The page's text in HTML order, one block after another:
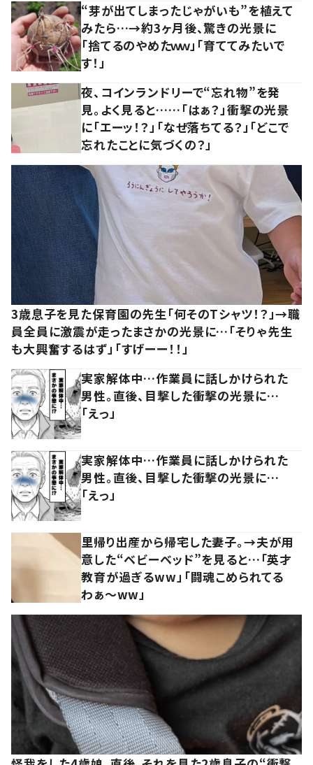
“芽が出てしまったじゃがいも”を植えて
みたら…→約3ヶ月後、驚きの光景に
「捨てるのやめたｗｗ」「育ててみたいで
す！」
夜、コインランドリーで“忘れ物”を発
見。よく見ると……「はぁ？」衝撃の光景
に「エーッ！？」「なぜ落ちてる？」「どこで
忘れたことに気づくの？」
3歳息子を見た保育園の先生「何そのTシャツ！？」→職
員全員に激震が走ったまさかの光景に…「そりゃ先生
も大興奮するはず」「すげーー！！」
実家解体中…作業員に話しかけられた
男性。直後、目撃した衝撃の光景に…
「えっ」
実家解体中…作業員に話しかけられた
男性。直後、目撃した衝撃の光景に…
「えっ」
里帰り出産から帰宅した妻子。→夫が用
意した“ベビーベッド”を見ると…「英才
教育が過ぎるww」「闘魂こめられてる
わぁ～ww」